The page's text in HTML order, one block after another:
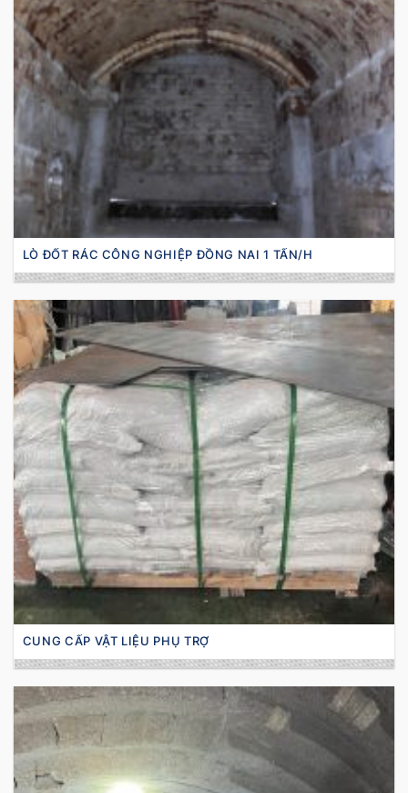
LÒ ĐỐT RÁC CÔNG NGHIỆP ĐỒNG NAI 1 TẤN/H
CUNG CẤP VẬT LIỆU PHỤ TRỢ